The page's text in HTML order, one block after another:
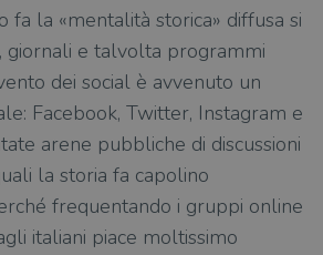
fa la «mentalità storica» diffusa si
giornali e talvolta programmi
dei social è avvenuto un
Facebook, Twitter, Instagram e
arene pubbliche di discussioni
la storia fa capolino
frequentando i gruppi online
italiani piace moltissimo